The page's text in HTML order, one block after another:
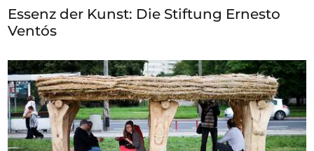
Essenz der Kunst: Die Stiftung Ernesto
Ventós